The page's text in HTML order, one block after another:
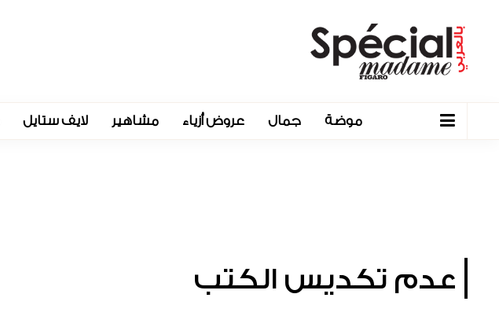
موضة جمال عروض أزياء مشاهير لايف ستايل
عدم تكديس الكتب